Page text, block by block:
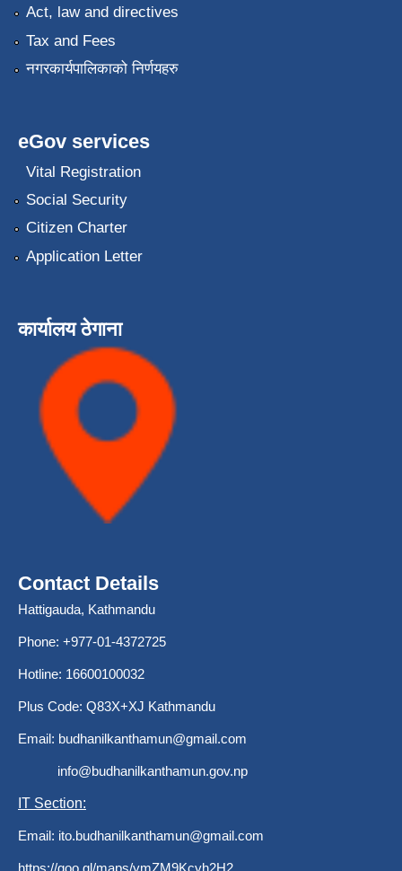
Act, law and directives
Tax and Fees
नगरकार्यपालिकाको निर्णयहरु
eGov services
Vital Registration
Social Security
Citizen Charter
Application Letter
कार्यालय ठेगाना
Contact Details
Hattigauda, Kathmandu
Phone: +977-01-4372725
Hotline: 16600100032
Plus Code: Q83X+XJ Kathmandu
Email: budhanilkanthamun@gmail.com
info@budhanilkanthamun.gov.np
IT Section:
Email: ito.budhanilkanthamun@gmail.com
https://goo.gl/maps/ymZM9Kcyh2H2